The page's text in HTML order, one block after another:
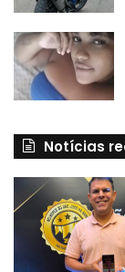
Notícias